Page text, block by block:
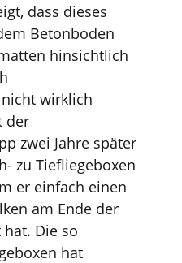
dass dieses
Betonboden
hinsichtlich
wirklich
der
zwei Jahre später
zu Tiefliegeboxen
er einfach einen
am Ende der
Die so
hat